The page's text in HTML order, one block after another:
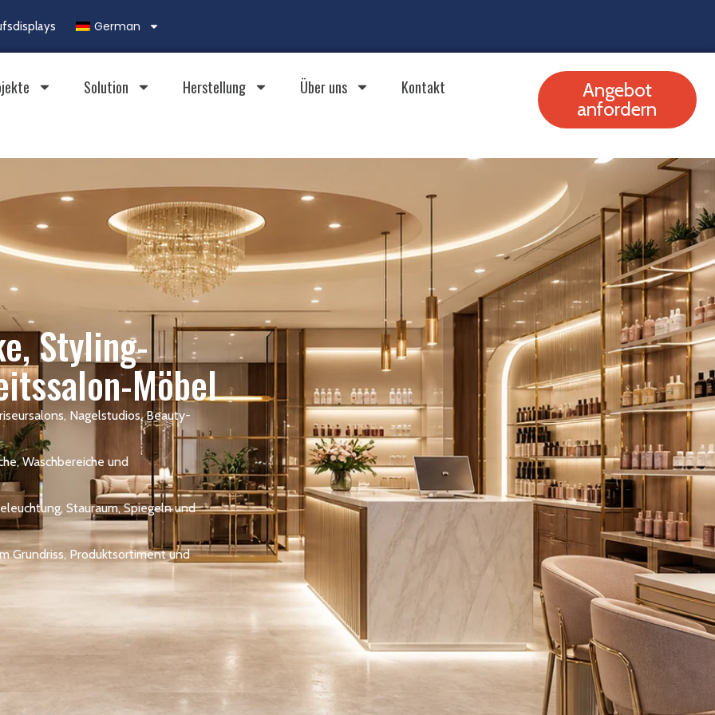
German
Solution Herstellung Über uns Kontakt
Angebot
anfordern
Styling-
Möbel
Nagelstudios, Beauty-
Waschbereiche und
Stauraum, Spiegeln und
Grundriss, Produktsortiment und